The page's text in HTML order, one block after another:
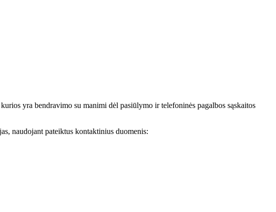
yra bendravimo su manimi dėl pasiūlymo ir telefoninės pagalbos sąskaitos
naudojant pateiktus kontaktinius duomenis: